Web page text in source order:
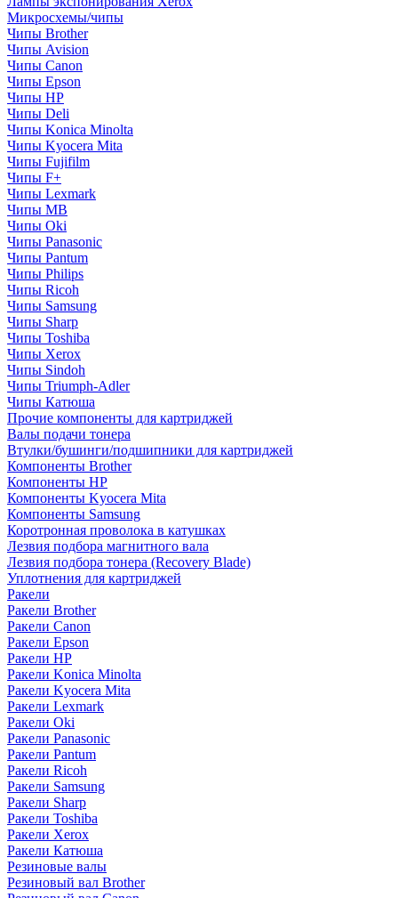
Микросхемы/чипы
Чипы Brother
Чипы Avision
Чипы Canon
Чипы Epson
Чипы HP
Чипы Deli
Чипы Konica Minolta
Чипы Kyocera Mita
Чипы Fujifilm
Чипы F+
Чипы Lexmark
Чипы MB
Чипы Oki
Чипы Panasonic
Чипы Pantum
Чипы Philips
Чипы Ricoh
Чипы Samsung
Чипы Sharp
Чипы Toshiba
Чипы Xerox
Чипы Sindoh
Чипы Triumph-Adler
Чипы Катюша
Прочие компоненты для картриджей
Валы подачи тонера
Втулки/бушинги/подшипники для картриджей
Компоненты Brother
Компоненты HP
Компоненты Kyocera Mita
Компоненты Samsung
Коротронная проволока в катушках
Лезвия подбора магнитного вала
Лезвия подбора тонера (Recovery Blade)
Уплотнения для картриджей
Ракели
Ракели Brother
Ракели Canon
Ракели Epson
Ракели HP
Ракели Konica Minolta
Ракели Kyocera Mita
Ракели Lexmark
Ракели Oki
Ракели Panasonic
Ракели Pantum
Ракели Ricoh
Ракели Samsung
Ракели Sharp
Ракели Toshiba
Ракели Xerox
Ракели Катюша
Резиновые валы
Резиновый вал Brother